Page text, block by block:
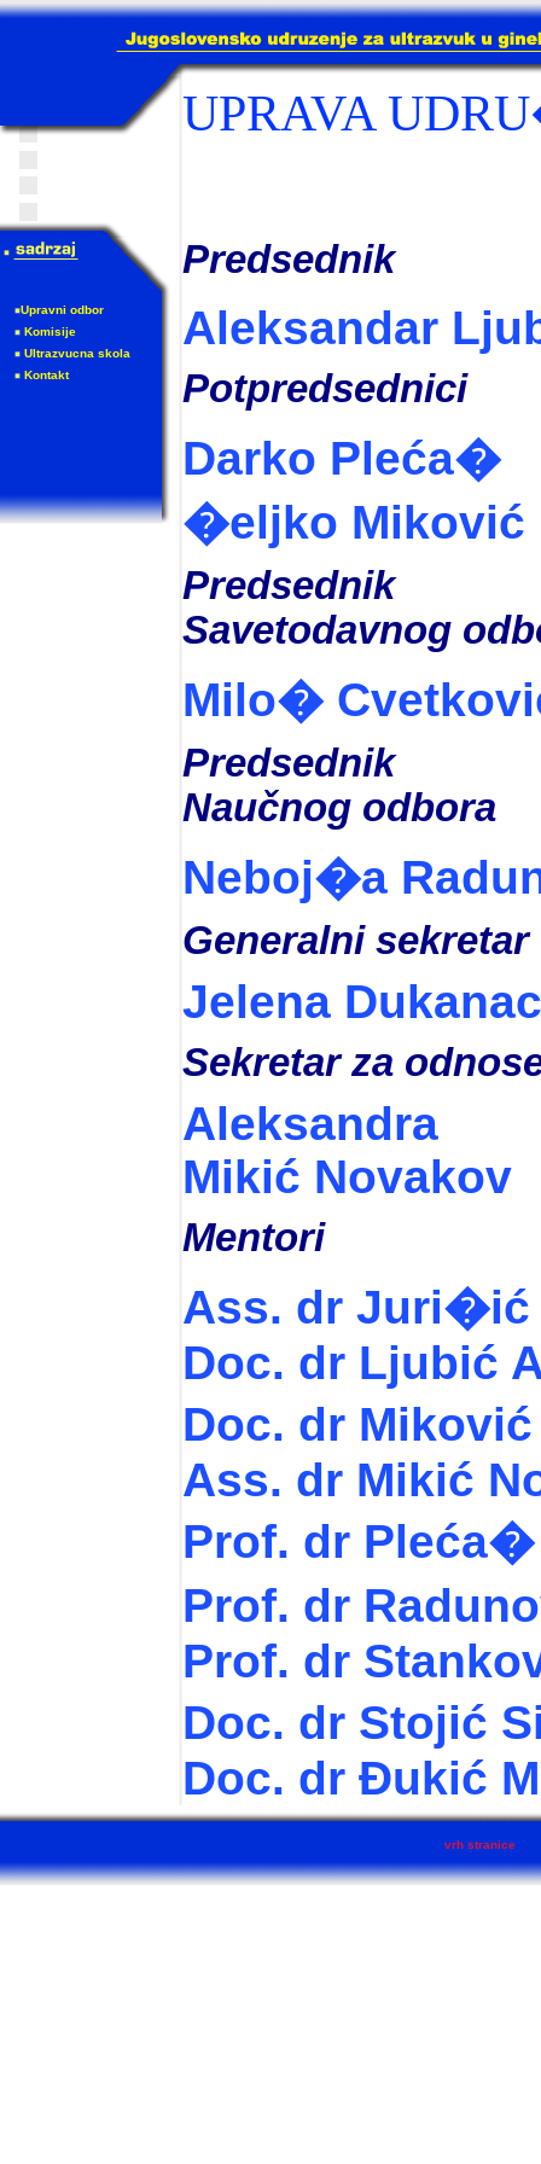
Upravni odbor
Komisije
Ultrazvucna skola
Kontakt
UPRAVA
Predsednik
Aleksandar
Potpredsednici
Darko Pleća�
�eljko Miković
Predsednik
Savetodavnog
Milo�
Predsednik
Naučnog odbora
Neboj�a
Generalni sekretar
Jelena
Sekretar za
Aleksandra
Mikić Novakov
Mentori
Ass. dr Juri�ić
Doc. dr Ljubić
Doc. dr
Ass. dr Mikić
Prof. dr
Prof. dr
Prof. dr
Doc. dr Stojić
Doc. dr Đukić
vrh stranice